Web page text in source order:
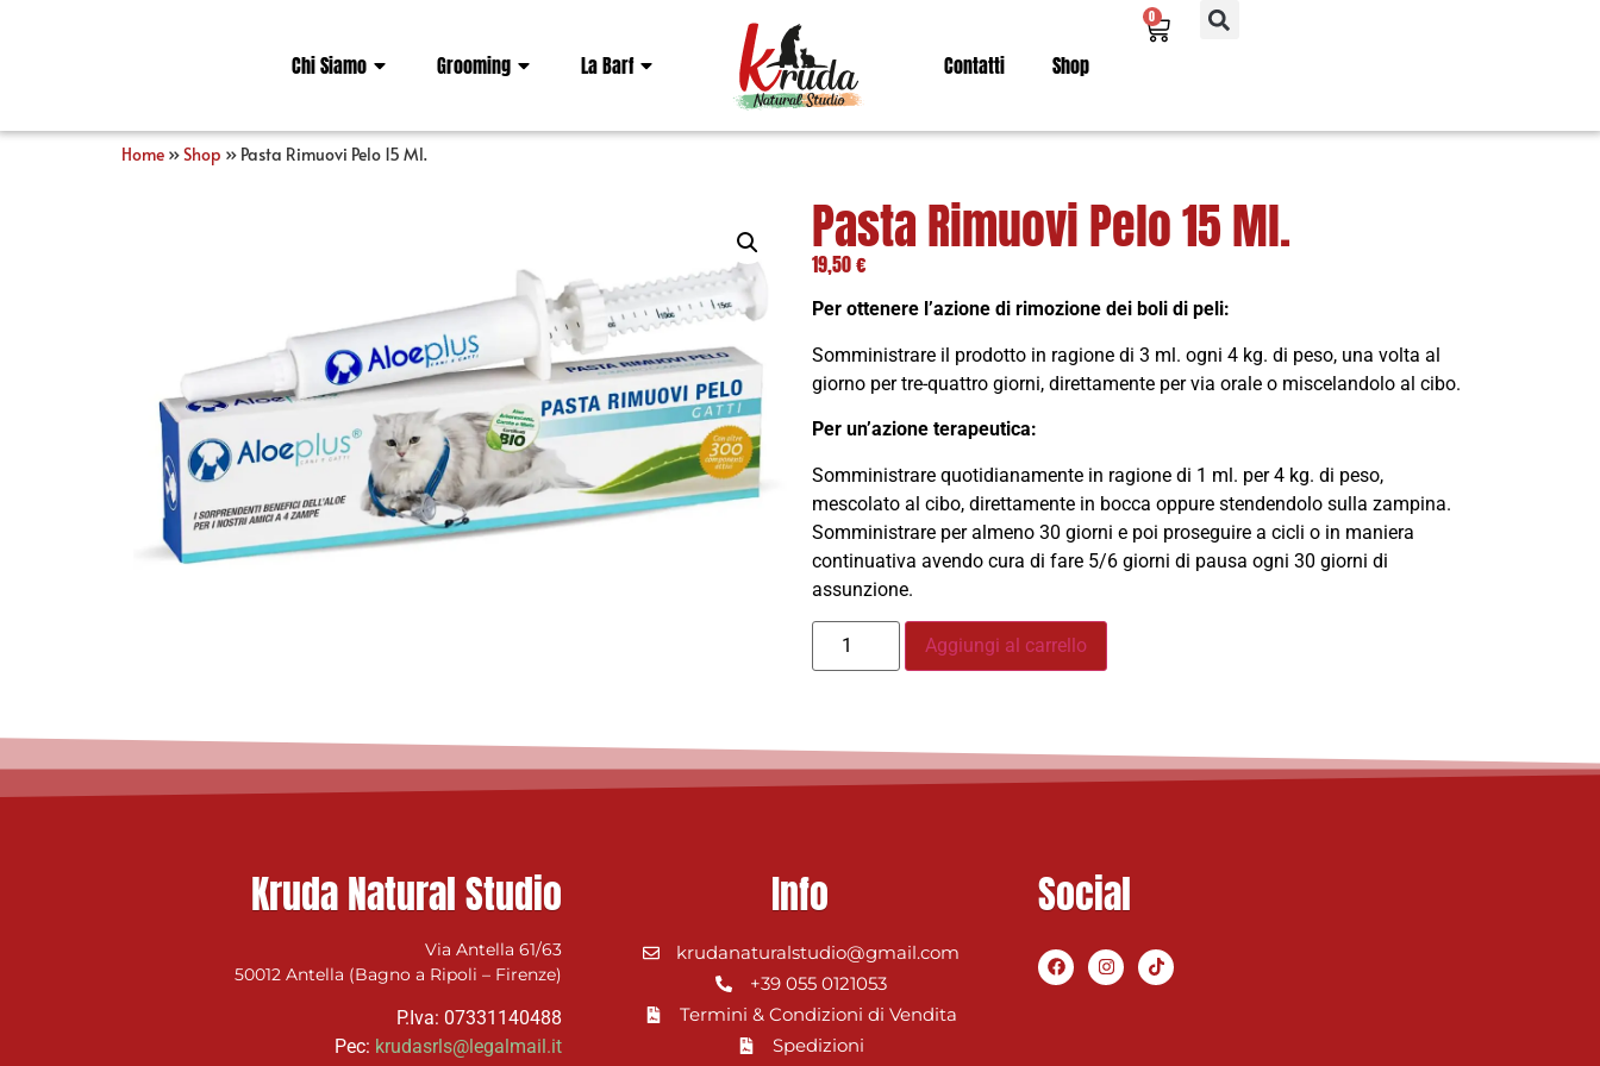
Chi Siamo Grooming La Barf Contatti Shop
0
Home »Shop » Pasta Rimuovi Pelo 15 Ml.
Pasta Rimuovi Pelo 15 Ml.
19,50€
Per ottenere l’azione di rimozione dei boli di peli:
Somministrare il prodotto in ragione di 3 ml. ogni 4 kg. di peso, una volta al
giorno per tre-quattro giorni, direttamente per via orale o miscelandolo al cibo.
Per un’azione terapeutica:
Somministrare quotidianamente in ragione di 1 ml. per 4 kg. di peso,
mescolato al cibo, direttamente in bocca oppure stendendolo sulla zampina.
Somministrare per almeno 30 giorni e poi proseguire a cicli o in maniera
continuativa avendo cura di fare 5/6 giorni di pausa ogni 30 giorni di
assunzione.
Aggiungi al carrello
Kruda Natural Studio
Via Antella 61/63
50012 Antella (Bagno a Ripoli – Firenze)
P.Iva: 07331140488
Pec: krudasrls@legalmail.it
Info
krudanaturalstudio@gmail.com
+39 055 0121053
Termini & Condizioni di Vendita
Spedizioni
Social